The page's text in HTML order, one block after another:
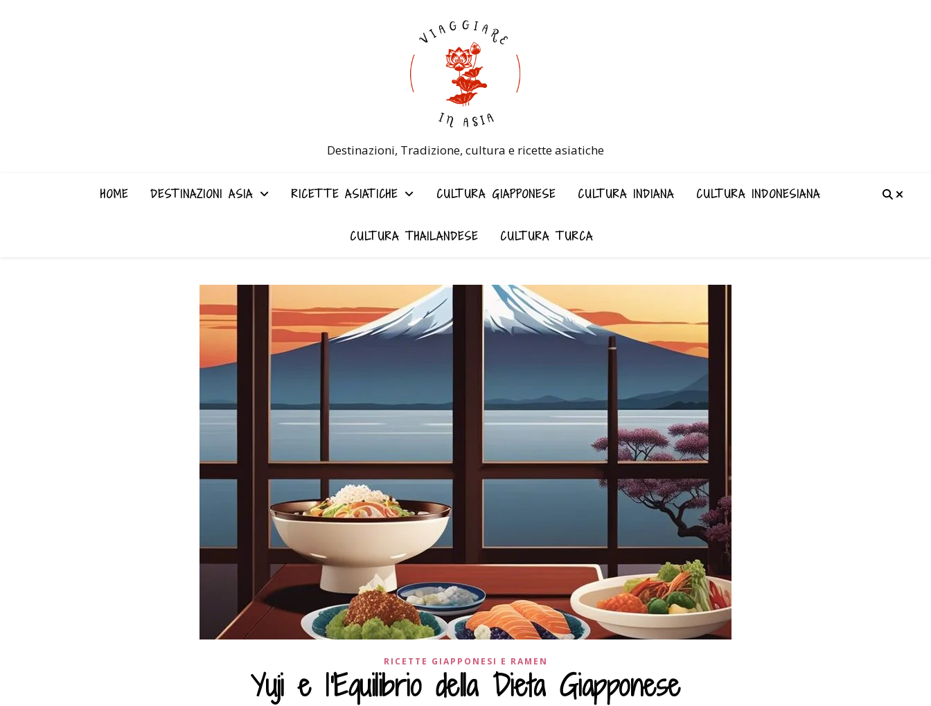
Destinazioni, Tradizione, cultura e ricette asiatiche
HOME DESTINAZIONI ASIA RICETTE ASIATICHE CULTURA GIAPPONESE CULTURA INDIANA CULTURA INDONESIANA
CULTURA THAILANDESE CULTURA TURCA
RICETTE GIAPPONESI E RAMEN
Yuji e l'Equilibrio della Dieta Giapponese